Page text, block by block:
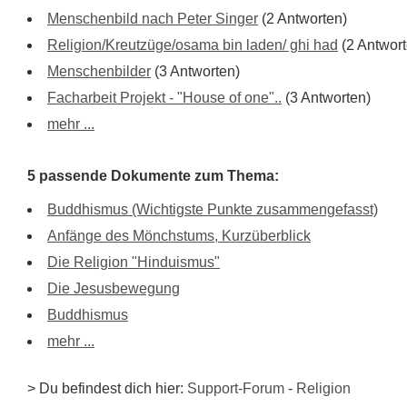
Menschenbild nach Peter Singer (2 Antworten)
Religion/Kreutzüge/osama bin laden/ ghi had (2
Menschenbilder (3 Antworten)
Facharbeit Projekt - "House of one".. (3 Antworten)
mehr ...
5 passende Dokumente zum Thema:
Buddhismus (Wichtigste Punkte zusammengefasst)
Anfänge des Mönchstums, Kurzüberblick
Die Religion "Hinduismus"
Die Jesusbewegung
Buddhismus
mehr ...
> Du befindest dich hier: Support-Forum - Religion